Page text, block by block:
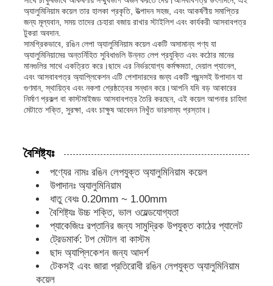
আমাদের সম্পর্কে
কারখানা পরিদর্শন
মান নিয়ন্ত্রণ
আমাদের সাথে যোগাযোগ করুন
মামলা
একটি উদ্ধৃতি অনুরোধ করুন
অ্যালুমিনিয়াম কয়েল তার হালকা প্রকৃতি, উত্পাদন সহজ, এবং আকর্ষণীয় সমাপ্তির
জন্য মূল্যবান, সময় তাদের চেহারা বজায় রাখার স্টাইলিশ এবং কার্যকরী আসবাবপত্র
টুকরা অবদান.
সামগ্রিকভাবে, রঙিন লেপা অ্যালুমিনিয়াম কয়েল একটি অসামান্য পণ্য যা
অ্যালুমিনিয়ামের অন্তর্নিহিত সুবিধাগুলি উন্নত লেপ প্রযুক্তি এবং কঠোর মানের
মানগুলির সাথে একত্রিত করে।ছাদে এর নির্ভরযোগ্য কর্মক্ষমতা, দেয়াল প্যানেল,
এবং আসবাবপত্র অ্যাপ্লিকেশন এটি পেশাদারদের জন্য একটি পছন্দসই উপাদান যা
গুণমান, স্থায়িত্ব এবং নকশা শ্রেষ্ঠত্বের সন্ধান করে।আপনি যদি বড় আকারের
নির্মাণ প্রকল্প বা কাস্টমাইজড আসবাবপত্র তৈরি করছেন, এই কয়েল আপনার চাহিদা
মেটাতে শক্তি, সুরক্ষা, এবং চাক্ষুষ আবেদন নিখুঁত ভারসাম্য প্রস্তাব।
বৈশিষ্ট্যঃ
পণ্যের নামঃ রঙিন লেপযুক্ত অ্যালুমিনিয়াম কয়েল
উপাদানঃ অ্যালুমিনিয়াম
ধাতু বেধঃ 0.20mm ~ 1.00mm
বৈশিষ্ট্যঃ উচ্চ শক্তি, ভাল ওয়েল্ডযোগ্যতা
প্যাকেজিংঃ রপ্তানির জন্য সামুদ্রিক উপযুক্ত কাঠের প্যালেট
ট্রেডমার্ক: টপ মেটাল বা কাস্টম
ছাদ অ্যাপ্লিকেশন জন্য আদর্শ
টেকসই এবং জারা প্রতিরোধী রঙিন লেপযুক্ত অ্যালুমিনিয়াম
কয়েল